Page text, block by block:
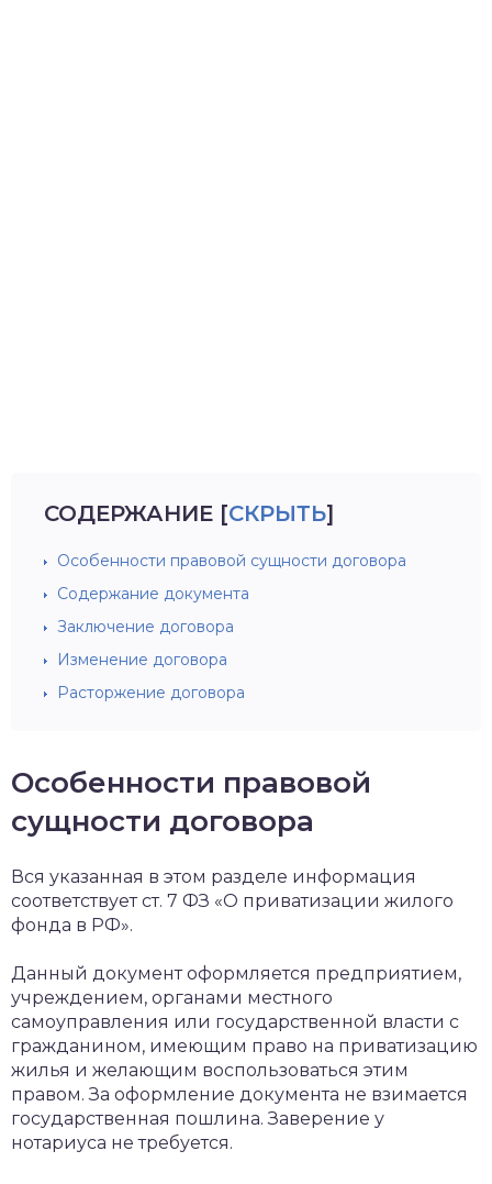
СОДЕРЖАНИЕ [СКРЫТЬ]
Особенности правовой сущности договора
Содержание документа
Заключение договора
Изменение договора
Расторжение договора
Особенности правовой
сущности договора
Вся указанная в этом разделе информация
соответствует ст. 7 ФЗ «О приватизации жилого
фонда в РФ».
Данный документ оформляется предприятием,
учреждением, органами местного
самоуправления или государственной власти с
гражданином, имеющим право на приватизацию
жилья и желающим воспользоваться этим
правом. За оформление документа не взимается
государственная пошлина. Заверение у
нотариуса не требуется.